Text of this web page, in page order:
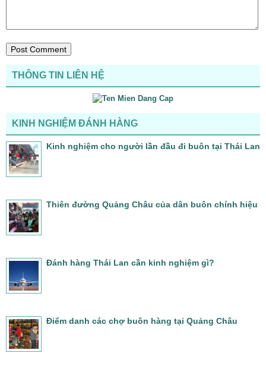
THÔNG TIN LIÊN HỆ
KINH NGHIỆM ĐÁNH HÀNG
Kinh nghiệm cho người lần đầu đi buôn tại Thái Lan
Thiên đường Quảng Châu của dân buôn chính hiệu
Đánh hàng Thái Lan cần kinh nghiệm gì?
Điểm danh các chợ buôn hàng tại Quảng Châu